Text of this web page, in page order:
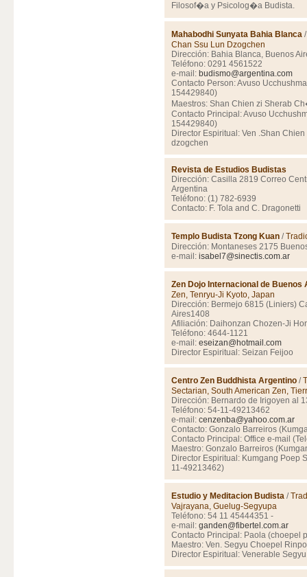
Filosof�a y Psicolog�a Budista.
Mahabodhi Sunyata Bahia Blanca
Chan Ssu Lun Dzogchen
Dirección: Bahia Blanca, Buenos
Teléfono: 0291 4561522
e-mail: budismo@argentina.com
Contacto Person: Avuso
154429840)
Maestros: Shan Chien zi Sherab
Contacto Principal: Avuso
154429840)
Director Espiritual: Ven .Shan
dzogchen
Revista de Estudios Budistas
Dirección: Casilla 2819 Correo
Argentina
Teléfono: (1) 782-6939
Contacto: F. Tola and C. Dragonetti
Templo Budista Tzong Kuan /
Dirección: Montaneses 2175
e-mail: isabel7@sinectis.com.ar
Zen Dojo Internacional de Buenos
Zen, Tenryu-Ji Kyoto, Japan
Dirección: Bermejo 6815 (Liniers)
Aires1408
Afiliación: Daihonzan Chozen-Ji
Teléfono: 4644-1121
e-mail: eseizan@hotmail.com
Director Espiritual: Seizan Feijoo
Centro Zen Buddhista Argentino /
Sectarian, South American Zen,
Dirección: Bernardo de Irigoyen al
Teléfono: 54-11-49213462
e-mail: cenzenba@yahoo.com.ar
Contacto: Gonzalo Barreiros
Contacto Principal: Office e-mail
Maestro: Gonzalo Barreiros
Director Espiritual: Kumgang Poep
11-49213462)
Estudio y Meditacion Budista /
Vajrayana, Guelug-Segyupa
Teléfono: 54 11 45444351 -
e-mail: ganden@fibertel.com.ar
Contacto Principal: Paola (choepel
Maestro: Ven. Segyu Choepel
Director Espiritual: Venerable